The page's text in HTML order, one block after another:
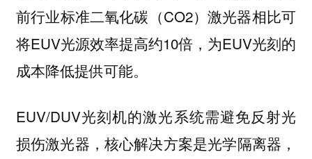
前行业标准二氧化碳（CO2）激光器相比可
将EUV光源效率提高约10倍，为EUV光刻的
成本降低提供可能。
EUV/DUV光刻机的激光系统需避免反射光
损伤激光器，核心解决方案是光学隔离器，